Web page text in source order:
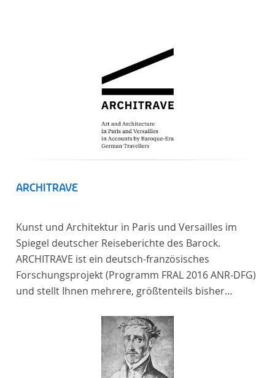
ARCHITRAVE
Kunst und Architektur in Paris und Versailles im
Spiegel deutscher Reiseberichte des Barock.
ARCHITRAVE ist ein deutsch-französisches
Forschungsprojekt (Programm FRAL 2016 ANR-DFG)
und stellt Ihnen mehrere, größtenteils bisher
Frankreich aus der Zeitspanne 1685-1723 zur
Architekten und Diplomaten, die sich am Übergang
zwischen Barock und Frühaufklärung nach